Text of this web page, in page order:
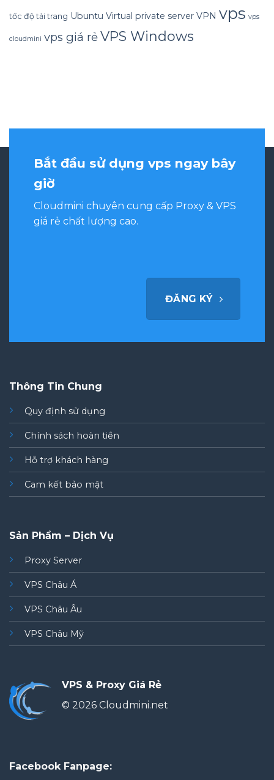
tốc độ tải trang Ubuntu Virtual private server VPN vps vps
cloudmini vps giá rẻVPS Windows
Bắt đầu sử dụng vps ngay bây
giờ
Cloudmini chuyên cung cấp Proxy & VPS
giá rẻ chất lượng cao.
ĐĂNG KÝ
Thông Tin Chung
Quy định sử dụng
Chính sách hoàn tiền
Hỗ trợ khách hàng
Cam kết bảo mật
Sản Phẩm – Dịch Vụ
Proxy Server
VPS Châu Á
VPS Châu Âu
VPS Châu Mỹ
VPS & Proxy Giá Rẻ
© 2026 Cloudmini.net
Facebook Fanpage: